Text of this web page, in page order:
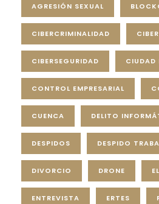
AGRESIÓN SEXUAL
CIBERCRIMINALIDAD
CIBERSEGURIDAD CIUDAD
CONTROL EMPRESARIAL
CUENCA DELITO
DESPIDOS DESPIDO
DIVORCIO DRONE
ENTREVISTA ERTES